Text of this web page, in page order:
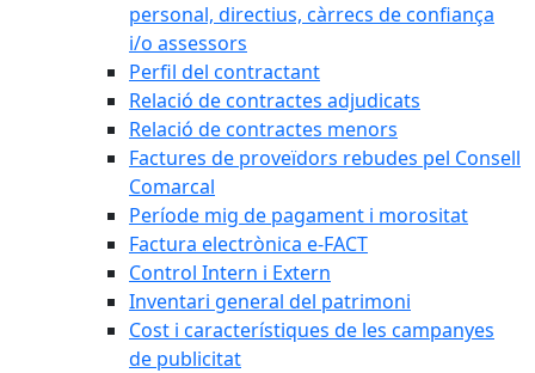
personal, directius, càrrecs de confiança
i/o assessors
Perfil del contractant
Relació de contractes adjudicats
Relació de contractes menors
Factures de proveïdors rebudes pel Consell
Comarcal
Període mig de pagament i morositat
Factura electrònica e-FACT
Control Intern i Extern
Inventari general del patrimoni
Cost i característiques de les campanyes
de publicitat